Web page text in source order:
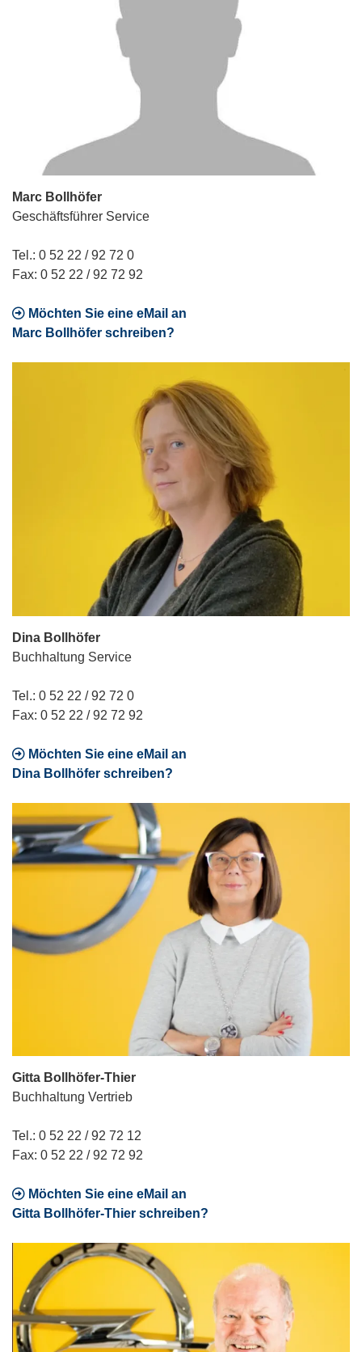
Marc Bollhöfer
Geschäftsführer Service
Tel.: 0 52 22 / 92 72 0
Fax: 0 52 22 / 92 72 92
Möchten Sie eine eMail an
Marc Bollhöfer schreiben?
Dina Bollhöfer
Buchhaltung Service
Tel.: 0 52 22 / 92 72 0
Fax: 0 52 22 / 92 72 92
Möchten Sie eine eMail an
Dina Bollhöfer schreiben?
Gitta Bollhöfer-Thier
Buchhaltung Vertrieb
Tel.: 0 52 22 / 92 72 12
Fax: 0 52 22 / 92 72 92
Möchten Sie eine eMail an
Gitta Bollhöfer-Thier schreiben?